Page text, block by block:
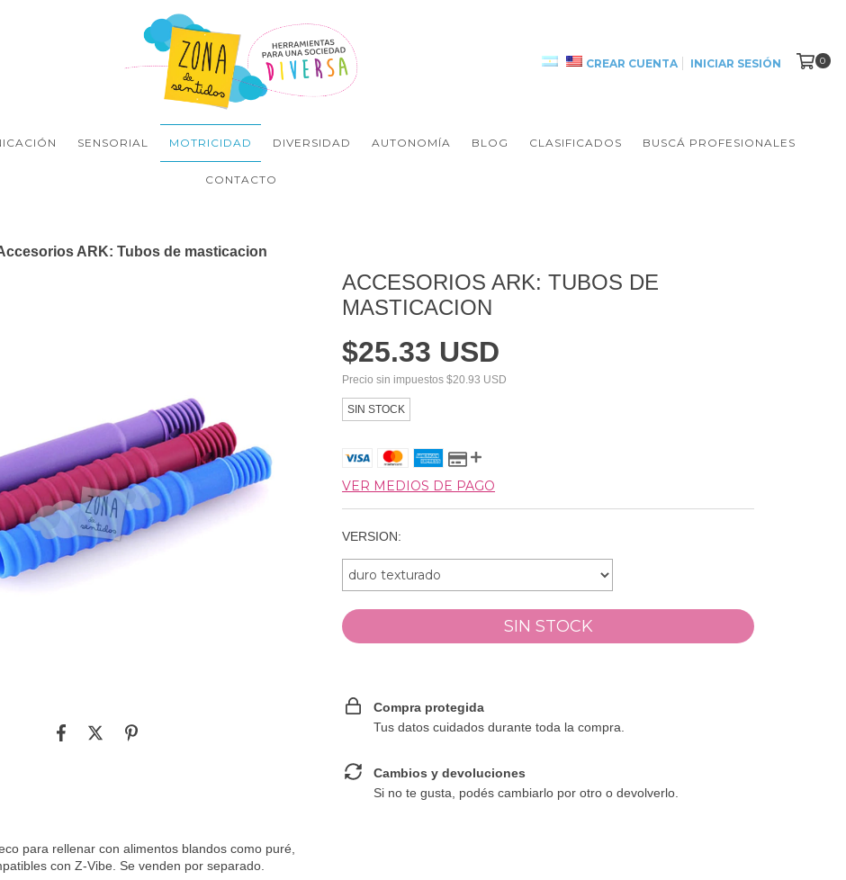
CREAR CUENTA INICIAR SESIÓN 0
SENSORIAL MOTRICIDAD DIVERSIDAD AUTONOMÍA BLOG CLASIFICADOS BUSCÁ PROFESIONALES
CONTACTO
ARK: Tubos de masticacion
para rellenar con alimentos blandos como puré,
con Z-Vibe. Se venden por separado.
ACCESORIOS ARK: TUBOS DE
MASTICACION
$25.33 USD
Precio sin impuestos$20.93 USD
SIN STOCK
VER MEDIOS DE PAGO
VERSION:
Compra protegida
Tus datos cuidados durante toda la compra.
Cambios y devoluciones
Si no te gusta, podés cambiarlo por otro o devolverlo.